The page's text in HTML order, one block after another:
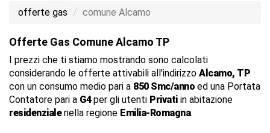
offerte gas comune Alcamo
Offerte Gas Comune Alcamo TP
I prezzi che ti stiamo mostrando sono calcolati
considerando le offerte attivabili all'indirizzo Alcamo, TP
con un consumo medio pari a 850 Smc/anno ed una Portata
Contatore pari a G4per gli utenti Privatiin abitazione
residenzialenella regione Emilia-Romagna.